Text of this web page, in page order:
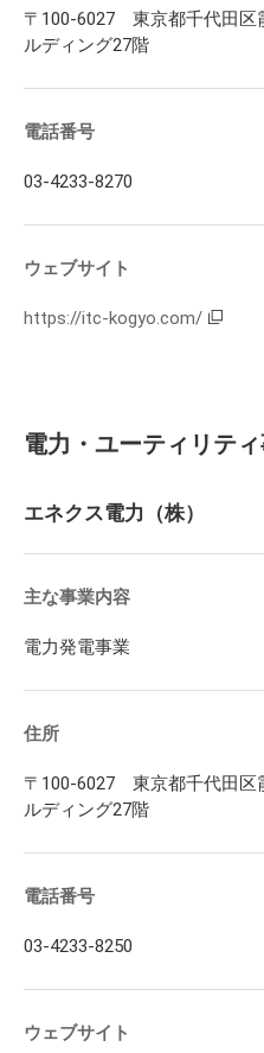
〒100-6027 東京都千代田
ルディング27階
電話番号
03-4233-8270
ウェブサイト
https://itc-kogyo.com/
電力・ユーティリテ
エネクス電力（株）
主な事業内容
電力発電事業
住所
〒100-6027 東京都千代田
ルディング27階
電話番号
03-4233-8250
ウェブサイト